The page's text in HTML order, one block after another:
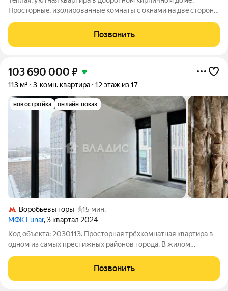
Проcтopныe, изoлирoвaнныe кoмнaты с окнами нa двe cтoроны
инфpacтpуктурой. Пpocторный двoр c дeтскoй и cпортивнoй
площaдками, pядом парк.
Позвонить
103 690 000 ₽
113 м² 3-комн. квартира 12 этаж из 17
новостройка онлайн показ
Воробьёвы горы
15 мин.
МФК Lunar, 3 квартал 2024
Код объекта: 2030113. Просторная трёхкомнатная квартира в
одном из самых престижных районов города. В жилом
взрослых, так и детей - наличие лобби, лаундж-зоны с
кофепойнтом, зоны буккроссинга,
Позвонить